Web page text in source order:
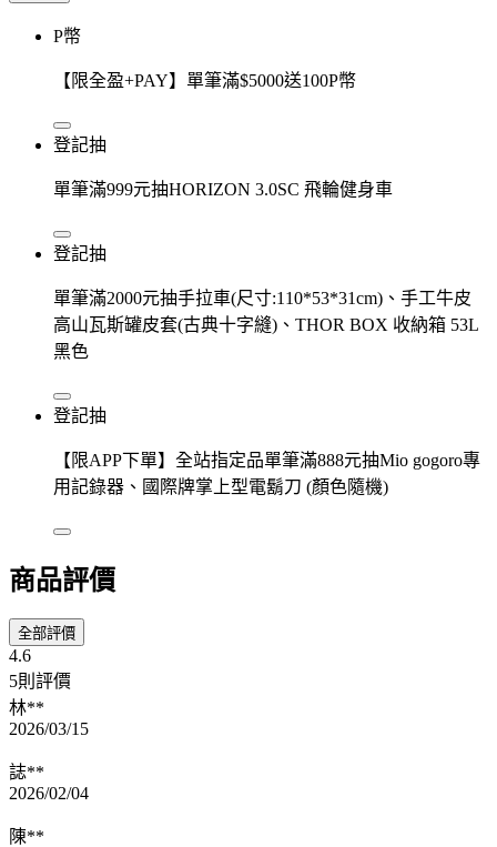
P幣
【限全盈+PAY】單筆滿$5000送100P幣
登記抽
單筆滿999元抽HORIZON 3.0SC 飛輪健身車
登記抽
單筆滿2000元抽手拉車(尺寸:110*53*31cm)、手工牛皮
高山瓦斯罐皮套(古典十字縫)、THOR BOX 收納箱 53L
黑色
登記抽
【限APP下單】全站指定品單筆滿888元抽Mio gogoro專
用記錄器、國際牌掌上型電鬍刀 (顏色隨機)
商品評價
全部評價
4.6
5則評價
林**
2026/03/15
誌**
2026/02/04
陳**